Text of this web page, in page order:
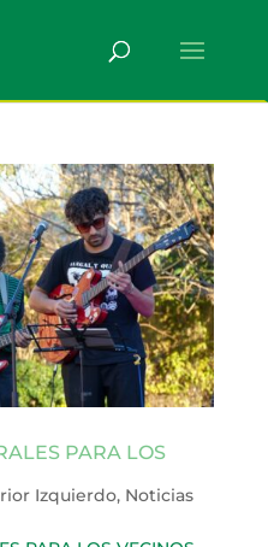
PARA LOS
Izquierdo, Noticias